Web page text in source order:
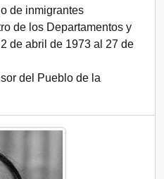
de inmigrantes
de los Departamentos y
de abril de 1973 al 27 de
del Pueblo de la